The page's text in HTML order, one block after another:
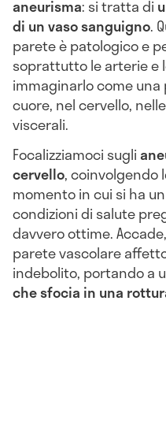
aneurisma: si tratta di
di un vaso sanguigno.
parete è patologico e
soprattutto le arterie e
immaginarlo come una
cuore, nel cervello,
viscerali.
Focalizziamoci sugli
cervello, coinvolgendo
momento in cui si ha un
condizioni di salute
davvero ottime.
parete vascolare
indebolito, portando a
che sfocia in una